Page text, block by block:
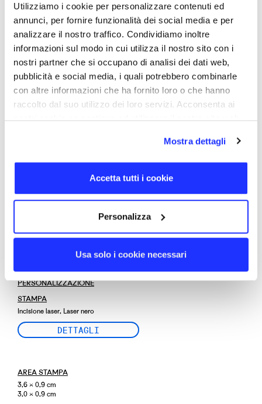
Utilizziamo i cookie per personalizzare contenuti ed
annunci, per fornire funzionalità dei social media e per
analizzare il nostro traffico. Condividiamo inoltre
informazioni sul modo in cui utilizza il nostro sito con i
nostri partner che si occupano di analisi dei dati web,
pubblicità e social media, i quali potrebbero combinarle
con altre informazioni che ha fornito loro o che hanno
raccolto dal suo utilizzo dei loro servizi. Acconsenta ai
nostri cookie se continua ad utilizzare il nostro sito web.
Mostra dettagli
Accetta tutti i cookie
Personalizza
Usa solo i cookie necessari
personalizzabile con incisione laser.
TORNA SU
DETTAGLI
CODICE PRODOTTO
CERTIFICAZIONI
SERVIZI DIGITALI
PERSONALIZZAZIONE
STAMPA
Incisione laser, Laser nero
DETTAGLI
AREA STAMPA
3,6 × 0,9 cm
3,0 × 0,9 cm